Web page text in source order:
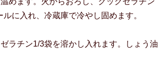
に入れ、冷蔵庫で冷やし固めます。
ラチン1/3袋を溶かし入れます。しょう油